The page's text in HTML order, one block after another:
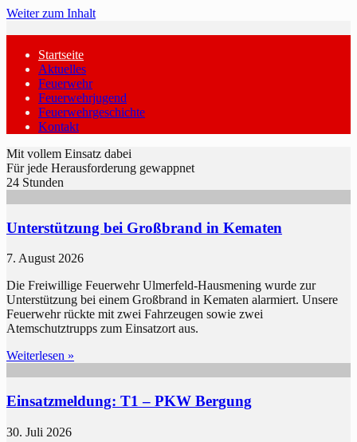
Weiter zum Inhalt
Startseite
Aktuelles
Feuerwehr
Feuerwehrjugend
Feuerwehrgeschichte
Kontakt
Mit vollem Einsatz dabei
Für jede Herausforderung gewappnet
24 Stunden
Unterstützung bei Großbrand in Kematen
7. August 2026
Die Freiwillige Feuerwehr Ulmerfeld-Hausmening wurde zur
Unterstützung bei einem Großbrand in Kematen alarmiert. Unsere
Feuerwehr rückte mit zwei Fahrzeugen sowie zwei
Atemschutztrupps zum Einsatzort aus.
Weiterlesen »
Einsatzmeldung: T1 – PKW Bergung
30. Juli 2026